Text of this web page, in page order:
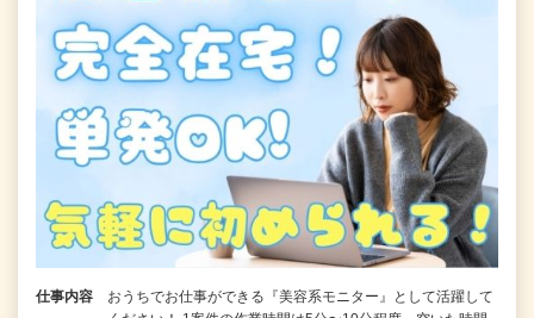
仕事内容
おうちでお仕事ができる『美容系モニター』として活躍して